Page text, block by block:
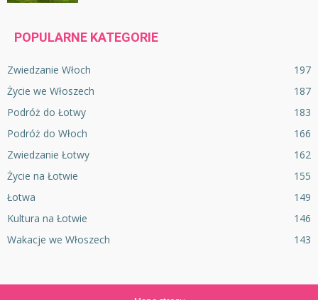
POPULARNE KATEGORIE
Zwiedzanie Włoch
197
Życie we Włoszech
187
Podróż do Łotwy
183
Podróż do Włoch
166
Zwiedzanie Łotwy
162
Życie na Łotwie
155
Łotwa
149
Kultura na Łotwie
146
Wakacje we Włoszech
143